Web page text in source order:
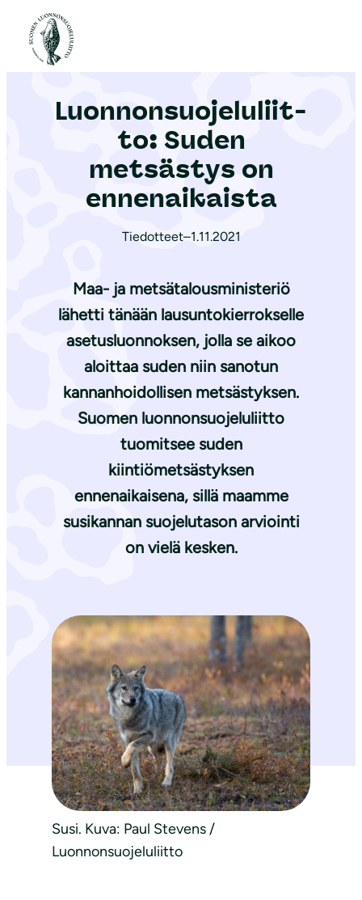
Etusivu
Luon­non­suo­je­lu­liit­
to: Suden
metsästys on
ennenaikaista
Tiedotteet–1.11.2021
Maa- ja metsätalousministeriö
lähetti tänään lausuntokierrokselle
asetusluonnoksen, jolla se aikoo
aloittaa suden niin sanotun
kannanhoidollisen metsästyksen.
Suomen luonnonsuojeluliitto
tuomitsee suden
kiintiömetsästyksen
ennenaikaisena, sillä maamme
susikannan suojelutason arviointi
on vielä kesken.
Susi. Kuva: Paul Stevens /
Luonnonsuojeluliitto